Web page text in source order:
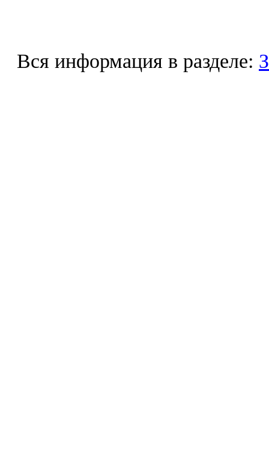
Вся информация в разделе: